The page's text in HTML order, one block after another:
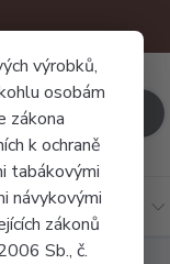
výrobků,
osobám
zákona
k ochraně
tabákovými
návykovými
zákonů
Sb., č.
cigarety